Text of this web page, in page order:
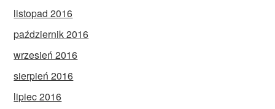
listopad 2016
październik 2016
wrzesień 2016
sierpień 2016
lipiec 2016